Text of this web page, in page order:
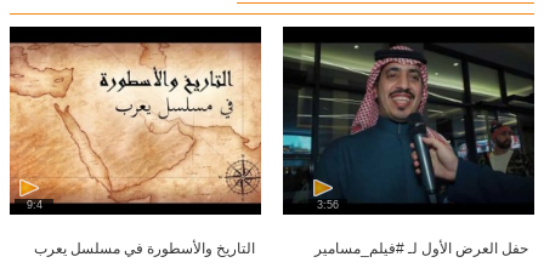
3:56
حفل العرض الأول لـ #فيلم_مسامير
9:4
التاريخ والأسطورة في مسلسل يعرب